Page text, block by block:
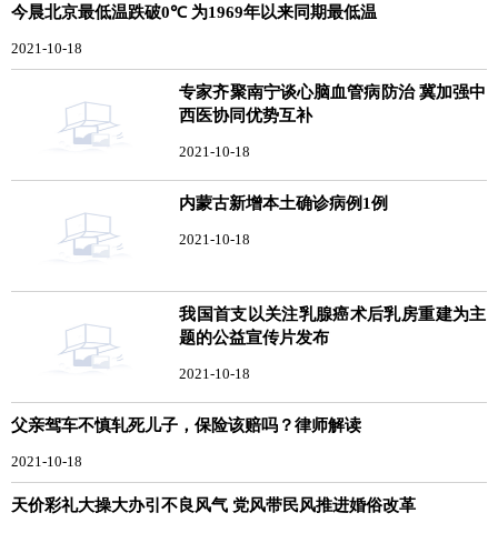
今晨北京最低温跌破0℃ 为1969年以来同期最低温
2021-10-18
专家齐聚南宁谈心脑血管病防治 冀加强中
西医协同优势互补
2021-10-18
内蒙古新增本土确诊病例1例
2021-10-18
我国首支以关注乳腺癌术后乳房重建为主
题的公益宣传片发布
2021-10-18
父亲驾车不慎轧死儿子，保险该赔吗？律师解读
2021-10-18
天价彩礼大操大办引不良风气 党风带民风推进婚俗改革